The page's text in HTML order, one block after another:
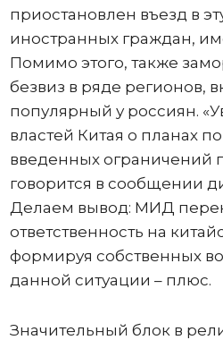
приостановлен въезд в
иностранных граждан,
Помимо этого, также
безвиз в ряде регионов,
популярный у россиян.
властей Китая о планах
введенных ограничений
говорится в сообщении
Делаем вывод: МИД
ответственность на
формируя собственных
данной ситуации – плюс.
Значительный блок в